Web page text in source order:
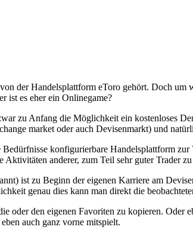
der Handelsplattform eToro gehört. Doch um
ist es eher ein Onlinegame?
zu Anfang die Möglichkeit ein kostenloses
market oder auch Devisenmarkt) und
konfigurierbare Handelsplattform
anderer, zum Teil sehr guter Trader
ist zu Beginn der eigenen Karriere am
genau dies kann man direkt die
oder den eigenen Favoriten zu kopieren. Oder
auch ganz vorne mitspielt.